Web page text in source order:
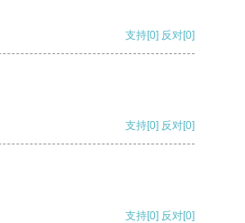
支持[0] 反对[0]
支持[0] 反对[0]
支持[0] 反对[0]